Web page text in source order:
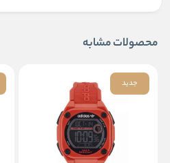
محصولات مشابه
جدید